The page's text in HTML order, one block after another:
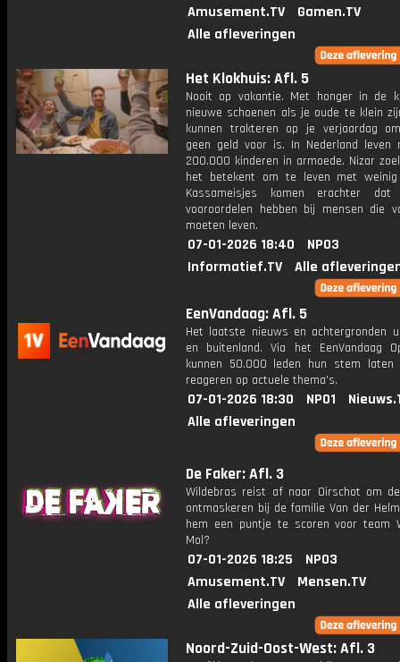
Amusement.TV
Gamen.TV
Alle afleveringen
Het Klokhuis: Afl. 5
Nooit op vakantie. Met honger in de
nieuwe schoenen als je oude te klein
kunnen trakteren op je verjaardag
geen geld voor is. In Nederland leven
200.000 kinderen in armoede. Nizar
het betekent om te leven met
Kassameisjes komen erachter
vooroordelen hebben bij mensen die
moeten leven.
07-01-2026 18:40
NPO3
Informatief.TV
Alle
EenVandaag: Afl. 5
Het laatste nieuws en achtergronden
en buitenland. Via het EenVandaag
kunnen 50.000 leden hun stem laten
reageren op actuele thema's.
07-01-2026 18:30 NPO1
Alle afleveringen
De Faker: Afl. 3
Wildebras reist af naar Oirschot om
ontmaskeren bij de familie Van der
hem een puntje te scoren voor team
Mol?
07-01-2026 18:25
NPO3
Amusement.TV
Mensen.TV
Alle afleveringen
Noord-Zuid-Oost-West: Afl. 3